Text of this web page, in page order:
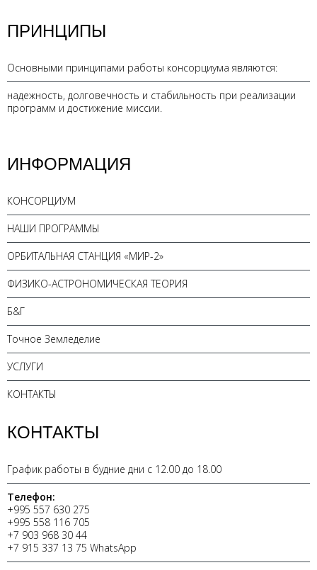
ПРИНЦИПЫ
Основными принципами работы консорциума являются:
надежность, долговечность и стабильность при реализации
программ и достижение миссии.
ИНФОРМАЦИЯ
КОНСОРЦИУМ
НАШИ ПРОГРАММЫ
ОРБИТАЛЬНАЯ СТАНЦИЯ «МИР-2»
ФИЗИКО-АСТРОНОМИЧЕСКАЯ ТЕОРИЯ
Б&Г
Точное Земледелие
УСЛУГИ
КОНТАКТЫ
КОНТАКТЫ
График работы в будние дни с 12.00 до 18.00
Телефон:
+995 557 630 275
+995 558 116 705
+7 903 968 30 44
+7 915 337 13 75 WhatsApp